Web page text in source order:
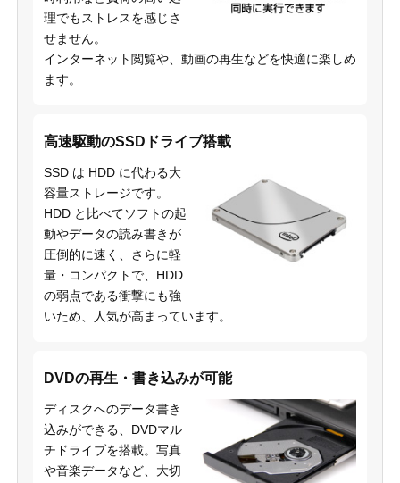
理でもストレスを感じさ
せません。
インターネット閲覧や、動画の再生などを快適に楽しめ
ます。
高速駆動のSSDドライブ搭載
SSD は HDD に代わる大
容量ストレージです。
HDD と比べてソフトの起
動やデータの読み書きが
圧倒的に速く、さらに軽
量・コンパクトで、HDD
の弱点である衝撃にも強
いため、人気が高まっています。
DVDの再生・書き込みが可能
ディスクへのデータ書き
込みができる、DVDマル
チドライブを搭載。写真
や音楽データなど、大切